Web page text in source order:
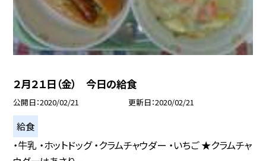
２月２１日（金） 今日の給食
公開日 2020/02/21 更新日 2020/02/21
給食
・牛乳 ・ホットドッグ ・クラムチャウダー ・いちご ★クラムチャ